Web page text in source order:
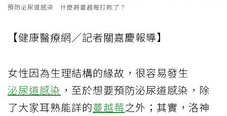
預防泌尿道感染 什麼將蔓越莓打敗了？
【健康醫療網／記者關嘉慶報導】
女性因為生理結構的緣故，很容易發生
泌尿道感染 ，至於想要預防泌尿道感染，除
了大家耳熟能詳的蔓越莓之外；其實，洛神